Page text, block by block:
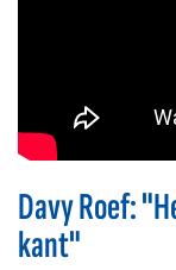
Davy Roef:
kant"